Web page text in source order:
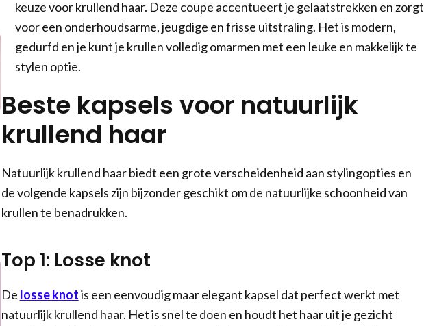
keuze voor krullend haar. Deze coupe accentueert je gelaatstrekken en zorgt
voor een onderhoudsarme, jeugdige en frisse uitstraling. Het is modern,
gedurfd en je kunt je krullen volledig omarmen met een leuke en makkelijk te
stylen optie.
Beste kapsels voor natuurlijk
krullend haar
Natuurlijk krullend haar biedt een grote verscheidenheid aan stylingopties en
de volgende kapsels zijn bijzonder geschikt om de natuurlijke schoonheid van
krullen te benadrukken.
Top 1: Losse knot
De losse knotis een eenvoudig maar elegant kapsel dat perfect werkt met
natuurlijk krullend haar. Het is snel te doen en houdt het haar uit je gezicht